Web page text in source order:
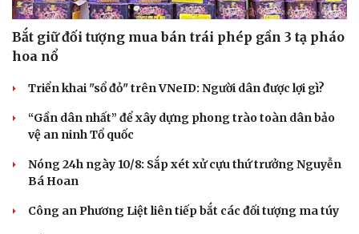
Bắt giữ đối tượng mua bán trái phép gần 3 tạ pháo
hoa nổ
Triển khai "sổ đỏ" trên VNeID: Người dân được lợi gì?
“Gần dân nhất” để xây dựng phong trào toàn dân bảo
vệ an ninh Tổ quốc
Nóng 24h ngày 10/8: Sắp xét xử cựu thứ trưởng Nguyễn
Bá Hoan
Công an Phương Liệt liên tiếp bắt các đối tượng ma túy